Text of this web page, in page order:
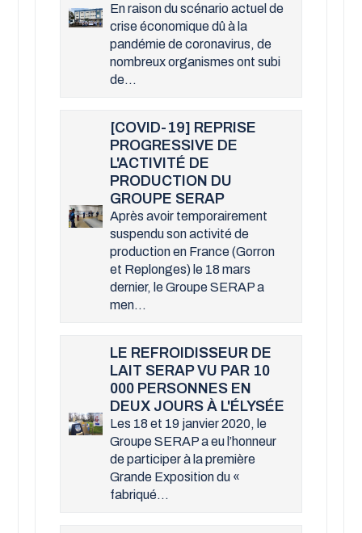
En raison du scénario actuel de
crise économique dû à la
pandémie de coronavirus, de
nombreux organismes ont subi
de...
[COVID-19] REPRISE
PROGRESSIVE DE
L'ACTIVITÉ DE
PRODUCTION DU
GROUPE SERAP
Après avoir temporairement
suspendu son activité de
production en France (Gorron
et Replonges) le 18 mars
dernier, le Groupe SERAP a
men...
LE REFROIDISSEUR DE
LAIT SERAP VU PAR 10
000 PERSONNES EN
DEUX JOURS À L'ÉLYSÉE
Les 18 et 19 janvier 2020, le
Groupe SERAP a eu l’honneur
de participer à la première
Grande Exposition du «
fabriqué...